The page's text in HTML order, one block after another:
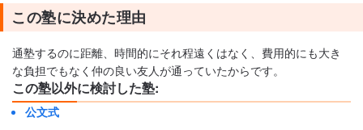
この塾に決めた理由
通塾するのに距離、時間的にそれ程遠くはなく、費用的にも大き
な負担でもなく仲の良い友人が通っていたからです。
この塾以外に検討した塾:
公文式